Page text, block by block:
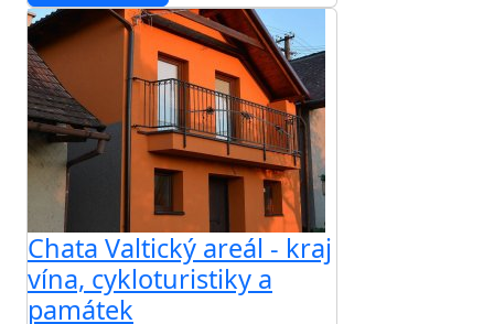
Chata Valtický areál - kraj
vína, cykloturistiky a
památek